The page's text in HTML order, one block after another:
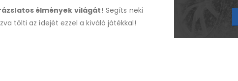
élmények világát! Segíts neki
tölti az idejét ezzel a kiváló játékkal!